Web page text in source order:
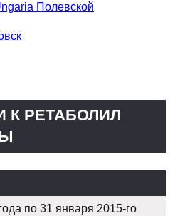
Полевской
К РЕТАБОЛИЛ
по 31 января 2015-го